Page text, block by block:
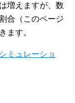
増えますが、数
合（このページ
ます。
ミュレーショ